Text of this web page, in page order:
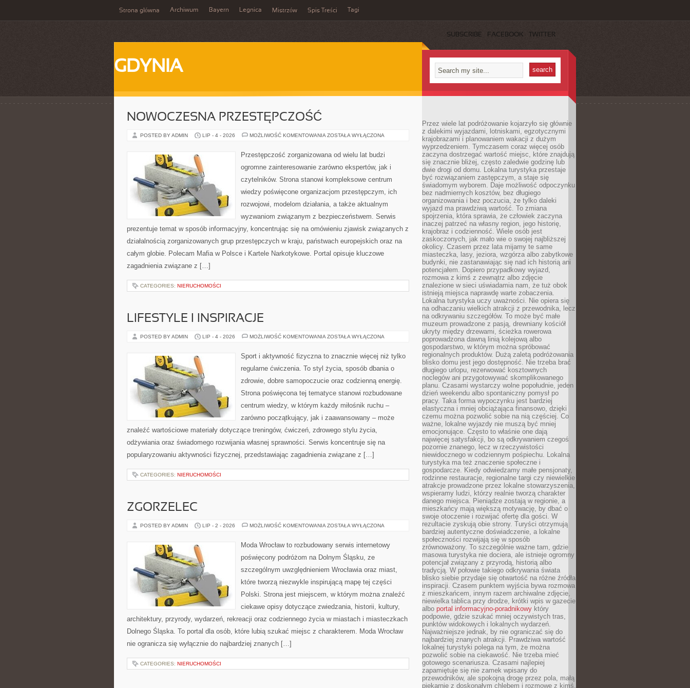
Strona główna Archiwum Bayern Legnica Mistrzów Spis Treści Tagi
SUBSCRIBE FACEBOOK TWITTER
GDYNIA
NOWOCZESNA PRZESTĘPCZOŚĆ
POSTED BY ADMIN LIP - 4 - 2026 MOŻLIWOŚĆ KOMENTOWANIA NOWOCZESNA
ZOSTAŁA WYŁĄCZONA
Przestępczość zorganizowana od wielu lat budzi
ogromne zainteresowanie zarówno ekspertów, jak i
czytelników. Strona stanowi kompleksowe centrum
wiedzy poświęcone organizacjom przestępczym, ich
rozwojowi, modelom działania, a także aktualnym
wyzwaniom związanym z bezpieczeństwem. Serwis
prezentuje temat w sposób informacyjny, koncentrując się na omówieniu zjawisk związanych z
działalnością zorganizowanych grup przestępczych w kraju, państwach europejskich oraz na
całym globie. Polecam Mafia w Polsce i Kartele Narkotykowe. Portal opisuje kluczowe
zagadnienia związane z […]
CATEGORIES: NIERUCHOMOŚCI
LIFESTYLE I INSPIRACJE
POSTED BY ADMIN LIP - 4 - 2026 MOŻLIWOŚĆ KOMENTOWANIA LIFESTYLE
ZOSTAŁA WYŁĄCZONA
Sport i aktywność fizyczna to znacznie więcej niż tylko
regularne ćwiczenia. To styl życia, sposób dbania o
zdrowie, dobre samopoczucie oraz codzienną energię.
Strona poświęcona tej tematyce stanowi rozbudowane
centrum wiedzy, w którym każdy miłośnik ruchu –
zarówno początkujący, jak i zaawansowany – może
znaleźć wartościowe materiały dotyczące treningów, ćwiczeń, zdrowego stylu życia,
odżywiania oraz świadomego rozwijania własnej sprawności. Serwis koncentruje się na
popularyzowaniu aktywności fizycznej, przedstawiając zagadnienia związane z […]
CATEGORIES: NIERUCHOMOŚCI
ZGORZELEC
POSTED BY ADMIN LIP - 2 - 2026 MOŻLIWOŚĆ KOMENTOWANIA ZGORZELEC
ZOSTAŁA WYŁĄCZONA
Moda Wrocław to rozbudowany serwis internetowy
poświęcony podróżom na Dolnym Śląsku, ze
szczególnym uwzględnieniem Wrocławia oraz miast,
które tworzą niezwykle inspirującą mapę tej części
Polski. Strona jest miejscem, w którym można znaleźć
ciekawe opisy dotyczące zwiedzania, historii, kultury,
architektury, przyrody, wydarzeń, rekreacji oraz codziennego życia w miastach i miasteczkach
Dolnego Śląska. To portal dla osób, które lubią szukać miejsc z charakterem. Moda Wrocław
nie ogranicza się wyłącznie do najbardziej znanych […]
CATEGORIES: NIERUCHOMOŚCI
Przez wiele lat podróżowanie kojarzyło się głównie
z dalekimi wyjazdami, lotniskami, egzotycznymi
krajobrazami i planowaniem wakacji z dużym
wyprzedzeniem. Tymczasem coraz więcej osób
zaczyna dostrzegać wartość miejsc, które znajdują
się znacznie bliżej, często zaledwie godzinę lub
dwie drogi od domu. Lokalna turystyka przestaje
być rozwiązaniem zastępczym, a staje się
świadomym wyborem. Daje możliwość odpoczynku
bez nadmiernych kosztów, bez długiego
organizowania i bez poczucia, że tylko daleki
wyjazd ma prawdziwą wartość. To zmiana
spojrzenia, która sprawia, że człowiek zaczyna
inaczej patrzeć na własny region, jego historię,
krajobraz i codzienność. Wiele osób jest
zaskoczonych, jak mało wie o swojej najbliższej
okolicy. Czasem przez lata mijamy te same
miasteczka, lasy, jeziora, wzgórza albo zabytkowe
budynki, nie zastanawiając się nad ich historią ani
potencjałem. Dopiero przypadkowy wyjazd,
rozmowa z kimś z zewnątrz albo zdjęcie
znalezione w sieci uświadamia nam, że tuż obok
istnieją miejsca naprawdę warte zobaczenia.
Lokalna turystyka uczy uważności. Nie opiera się
na odhaczaniu wielkich atrakcji z przewodnika, lecz
na odkrywaniu szczegółów. To może być małe
muzeum prowadzone z pasją, drewniany kościół
ukryty między drzewami, ścieżka rowerowa
poprowadzona dawną linią kolejową albo
gospodarstwo, w którym można spróbować
regionalnych produktów. Dużą zaletą podróżowania
blisko domu jest jego dostępność. Nie trzeba brać
długiego urlopu, rezerwować kosztownych
noclegów ani przygotowywać skomplikowanego
planu. Czasami wystarczy wolne popołudnie, jeden
dzień weekendu albo spontaniczny pomysł po
pracy. Taka forma wypoczynku jest bardziej
elastyczna i mniej obciążająca finansowo, dzięki
czemu można pozwolić sobie na nią częściej. Co
ważne, lokalne wyjazdy nie muszą być mniej
emocjonujące. Często to właśnie one dają
najwięcej satysfakcji, bo są odkrywaniem czegoś
pozornie znanego, lecz w rzeczywistości
niewidocznego w codziennym pośpiechu. Lokalna
turystyka ma też znaczenie społeczne i
gospodarcze. Kiedy odwiedzamy małe pensjonaty,
rodzinne restauracje, regionalne targi czy niewielkie
atrakcje prowadzone przez lokalne stowarzyszenia,
wspieramy ludzi, którzy realnie tworzą charakter
danego miejsca. Pieniądze zostają w regionie, a
mieszkańcy mają większą motywację, by dbać o
swoje otoczenie i rozwijać ofertę dla gości. W
rezultacie zyskują obie strony. Turyści otrzymują
bardziej autentyczne doświadczenie, a lokalne
społeczności rozwijają się w sposób
zrównoważony. To szczególnie ważne tam, gdzie
masowa turystyka nie dociera, ale istnieje ogromny
potencjał związany z przyrodą, historią albo
tradycją. W połowie takiego odkrywania świata
blisko siebie przydaje się otwartość na różne źródła
inspiracji. Czasem punktem wyjścia bywa rozmowa
z mieszkańcem, innym razem archiwalne zdjęcie,
niewielka tablica przy drodze, krótki wpis w gazecie
albo portal informacyjno-poradnikowy który
podpowie, gdzie szukać mniej oczywistych tras,
punktów widokowych i lokalnych wydarzeń.
Najważniejsze jednak, by nie ograniczać się do
najbardziej znanych atrakcji. Prawdziwa wartość
lokalnej turystyki polega na tym, że można
pozwolić sobie na ciekawość. Nie trzeba mieć
gotowego scenariusza. Czasami najlepiej
zapamiętuje się nie zamek wpisany do
przewodników, ale spokojną drogę przez pola, małą
piekarnię z doskonałym chlebem i rozmowę z kimś,